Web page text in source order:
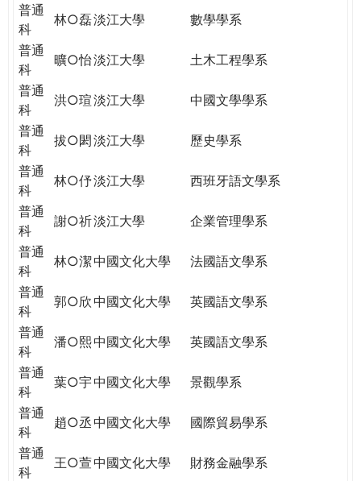
普通
科
林○磊淡江大學
數學學系
普通
科
曠○怡淡江大學
土木工程學系
普通
科
洪○瑄淡江大學
中國文學學系
普通
科
拔○閎淡江大學
歷史學系
普通
科
林○伃淡江大學
西班牙語文學系
普通
科
謝○祈淡江大學
企業管理學系
普通
科
林○潔中國文化大學
法國語文學系
普通
科
郭○欣中國文化大學
英國語文學系
普通
科
潘○熙中國文化大學
英國語文學系
普通
科
葉○宇中國文化大學
景觀學系
普通
科
趙○丞中國文化大學
國際貿易學系
普通
科
王○萱中國文化大學
財務金融學系